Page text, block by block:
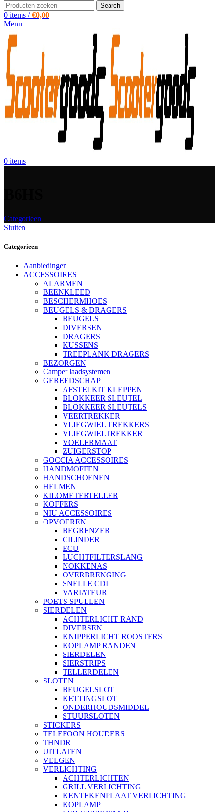
Search
0 items / €0,00
Menu
0 items
Categorieen
Sluiten
Categorieen
Aanbiedingen
ACCESSOIRES
ALARMEN
BEENKLEED
BESCHERMHOES
BEUGELS & DRAGERS
BEUGELS
DIVERSEN
DRAGERS
KUSSENS
TREEPLANK DRAGERS
BEZORGEN
Camper laadsystemen
GEREEDSCHAP
AFSTELKIT KLEPPEN
BLOKKEER SLEUTEL
BLOKKEER SLEUTELS
VEERTREKKER
VLIEGWIEL TREKKERS
VLIEGWIELTREKKER
VOELERMAAT
ZUIGERSTOP
GOCCIA ACCESSOIRES
HANDMOFFEN
HANDSCHOENEN
HELMEN
KILOMETERTELLER
KOFFERS
NIU ACCESSOIRES
OPVOEREN
BEGRENZER
CILINDER
ECU
LUCHTFILTERSLANG
NOKKENAS
OVERBRENGING
SNELLE CDI
VARIATEUR
POETS SPULLEN
SIERDELEN
ACHTERLICHT RAND
DIVERSEN
KNIPPERLICHT ROOSTERS
KOPLAMP RANDEN
SIERDELEN
SIERSTRIPS
TELLERDELEN
SLOTEN
BEUGELSLOT
KETTINGSLOT
ONDERHOUDSMIDDEL
STUURSLOTEN
STICKERS
TELEFOON HOUDERS
THNDR
UITLATEN
VELGEN
VERLICHTING
ACHTERLICHTEN
GRILL VERLICHTING
KENTEKENPLAAT VERLICHTING
KOPLAMP